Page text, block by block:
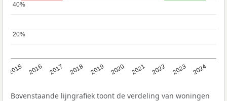
2015 2016 2017 2018 2019 2020 2021 2022 2023 2024
20%
20%
40%
40%
Bovenstaande lijngrafiek toont de verdeling van woningen